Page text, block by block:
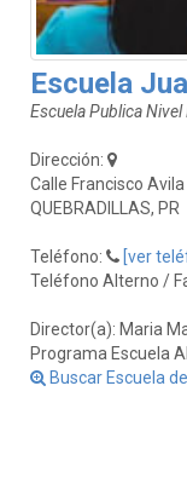
Escuela
Escuela Publica
Dirección:
Calle Francisco Avila
QUEBRADILLAS, PR
Teléfono:
[ver
Teléfono Alterno /
Director(a): Maria
Programa Escuela
Buscar Escuela